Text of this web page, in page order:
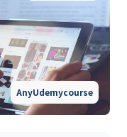
AnyUdemycourse